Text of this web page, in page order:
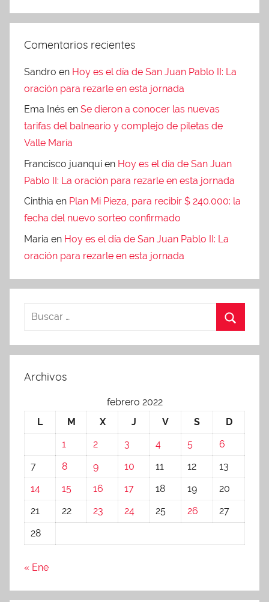
Comentarios recientes
Sandro en Hoy es el día de San Juan Pablo II: La
oración para rezarle en esta jornada
Ema Inés en Se dieron a conocer las nuevas
tarifas del balneario y complejo de piletas de
Valle María
Francisco juanqui en Hoy es el día de San Juan
Pablo II: La oración para rezarle en esta jornada
Cinthia en Plan Mi Pieza, para recibir $ 240.000: la
fecha del nuevo sorteo confirmado
Maria en Hoy es el día de San Juan Pablo II: La
oración para rezarle en esta jornada
Archivos
febrero 2022
L
M X J V S
D
1
2 3 4 5
6
7
8 9 10 11 12
13
14
15 16 17 18 19
20
21
22 23 24 25 26
27
28
« Ene